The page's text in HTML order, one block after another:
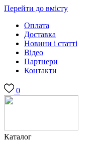
Перейти до вмісту
Оплата
Доставка
Новини і статті
Відео
Партнери
Контакти
0
Каталог